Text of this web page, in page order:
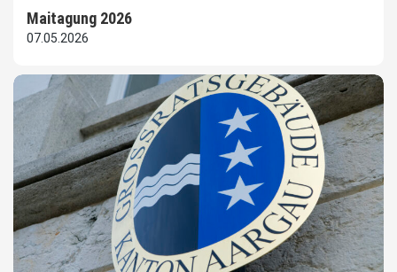
Maitagung 2026
07.05.2026